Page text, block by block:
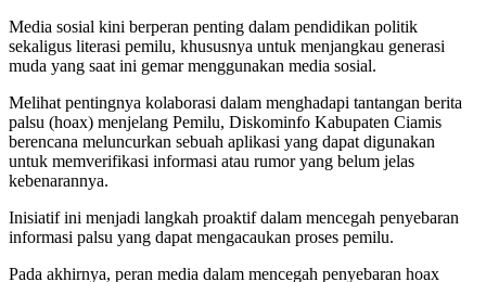
Media sosial kini berperan penting dalam pendidikan politik
sekaligus literasi pemilu, khususnya untuk menjangkau generasi
muda yang saat ini gemar menggunakan media sosial.
Melihat pentingnya kolaborasi dalam menghadapi tantangan berita
palsu (hoax) menjelang Pemilu, Diskominfo Kabupaten Ciamis
berencana meluncurkan sebuah aplikasi yang dapat digunakan
untuk memverifikasi informasi atau rumor yang belum jelas
kebenarannya.
Inisiatif ini menjadi langkah proaktif dalam mencegah penyebaran
informasi palsu yang dapat mengacaukan proses pemilu.
Pada akhirnya, peran media dalam mencegah penyebaran hoax